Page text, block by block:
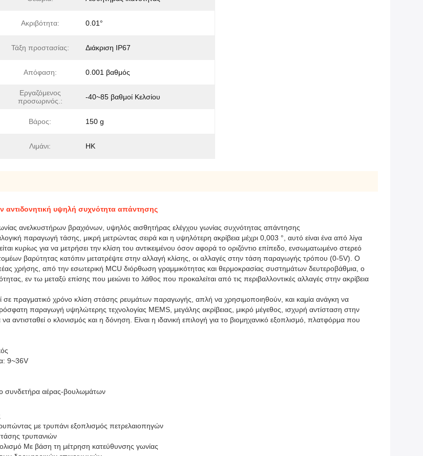
Ακριβότητα: 0.01°
Τάξη προστασίας: Διάκριση IP67
Απόφαση: 0.001 βαθμός
Εργαζόμενος
προσωρινός.:
-40~85 βαθμοί Κελσίου
Βάρος: 150 g
Λιμάνι: HK
υψηλή συχνότητα απάντησης
ανελκυστήρων βραχιόνων, υψηλός αισθητήρας ελέγχου γωνίας συχνότητας απάντησης
παραγωγή τάσης, μικρή μετρώντας σειρά και η υψηλότερη ακρίβεια μέχρι 0,003 °, αυτό είναι ένα από λίγα
κυρίως για να μετρήσει την κλίση του αντικειμένου όσον αφορά το οριζόντιο επίπεδο, ενσωματωμένο στερεό
βαρύτητας κατόπιν μετατρέψτε στην αλλαγή κλίσης, οι αλλαγές στην τάση παραγωγής τρόπου (0-5V). Ο
χρήσης, από την εσωτερική MCU διόρθωση γραμμικότητας και θερμοκρασίας συστημάτων δευτεροβάθμια, ο
εν τω μεταξύ επίσης που μειώνει το λάθος που προκαλείται από τις περιβαλλοντικές αλλαγές στην ακρίβεια
πραγματικό χρόνο κλίση στάσης ρευμάτων παραγωγής, απλή να χρησιμοποιηθούν, και καμία ανάγκη να
παραγωγή υψηλώτερης τεχνολογίας MEMS, μεγάλης ακρίβειας, μικρό μέγεθος, ισχυρή αντίσταση στην
αντισταθεί ο κλονισμός και η δόνηση. Είναι η ιδανική επιλογή για το βιομηχανικό εξοπλισμό, πλατφόρμα που
9~36V
συνδετήρα αέρας-βουλωμάτων
με τρυπάνι εξοπλισμός πετρελαιοπηγών
τρυπανιών
Με βάση τη μέτρηση κατεύθυνσης γωνίας